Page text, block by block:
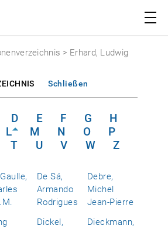
> Erhard, Ludwig
Schließen
D E F G
H
L M N O
P
T U V W Z
De Sá,
Armando
Rodrigues
Debre,
Michel
Jean-Pierre
Dickel,
Dieckmann,